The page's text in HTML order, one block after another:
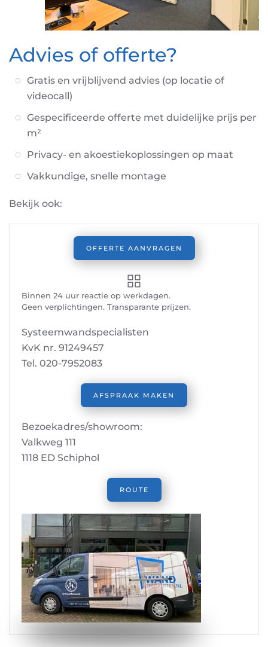
Advies of offerte?
Gratis en vrijblijvend advies (op locatie of
videocall)
Gespecificeerde offerte met duidelijke prijs per
m²
Privacy- en akoestiekoplossingen op maat
Vakkundige, snelle montage
Bekijk ook:
OFFERTE AANVRAGEN
Binnen 24 uur reactie op werkdagen.
Geen verplichtingen. Transparante prijzen.
Systeemwandspecialisten
KvK nr. 91249457
Tel. 020-7952083
AFSPRAAK MAKEN
Bezoekadres/showroom:
Valkweg 111
1118 ED Schiphol
ROUTE